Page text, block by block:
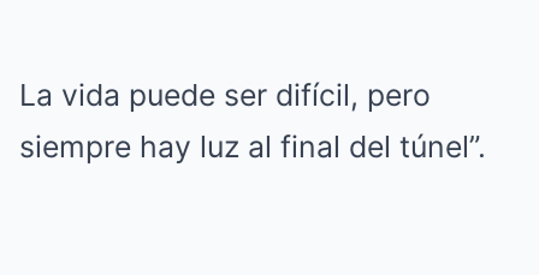
La vida puede ser difícil, pero
siempre hay luz al final del túnel”.